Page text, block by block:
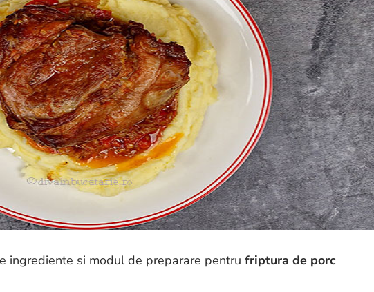
ingrediente si modul de preparare pentru friptura de porc